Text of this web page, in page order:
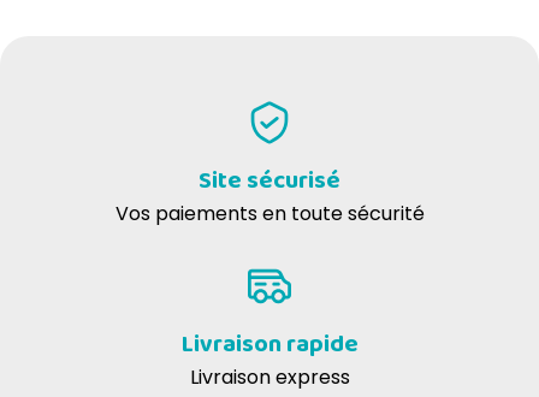
Site sécurisé
Vos paiements en toute sécurité
Livraison rapide
Livraison express